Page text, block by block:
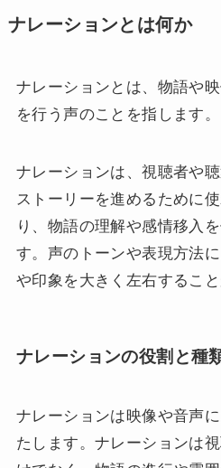
ナレーションとは何か
ナレーションとは、物語や
を行う声のことを指します。
ナレーションは、視聴者や
ストーリーを進めるために
り、物語の理解や感情移入
す。声のトーンや表現方法
や印象を大きく左右すること
ナレーションの役割と種
ナレーションは映像や音声
たします。ナレーションは